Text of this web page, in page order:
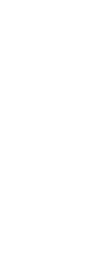
relativa
e non deve
scopo.
o consentire
quelle
all’Utente di
della
per
su di sé, i
Piccola
e a monitorare
riguardo ai